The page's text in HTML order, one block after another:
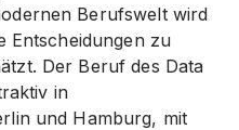
Berufswelt wird
Entscheidungen zu
Der Beruf des Data
in
und Hamburg, mit